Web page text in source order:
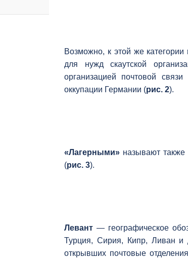
Возможно, к этой же
для нужд скаутской
организацией почтовой
оккупации Германии (рис. 2).
«Лагерными» называют также
(рис. 3).
Левант — географическое
Турция, Сирия, Кипр, Ливан и
открывших почтовые